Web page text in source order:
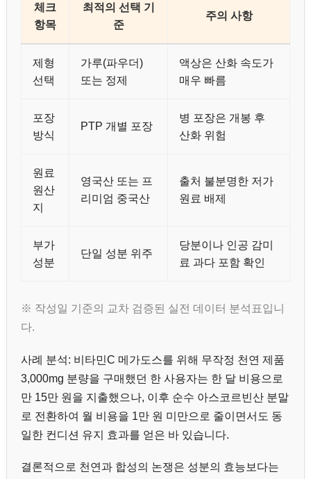
체크
항목
최적의 선택 기
준
주의 사항
제형
선택
가루(파우더)
또는 정제
액상은 산화 속도가
매우 빠름
포장
방식
PTP 개별 포장
병 포장은 개봉 후
산화 위험
원료
원산
지
영국산 또는 프
리미엄 중국산
출처 불분명한 저가
원료 배제
부가
성분
단일 성분 위주
당분이나 인공 감미
료 과다 포함 확인
※ 작성일 기준의 교차 검증된 실전 데이터 분석표입니
다.
사례 분석: 비타민C 메가도스를 위해 무작정 천연 제품
3,000mg 분량을 구매했던 한 사용자는 한 달 비용으로
만 15만 원을 지출했으나, 이후 순수 아스코르빈산 분말
로 전환하여 월 비용을 1만 원 미만으로 줄이면서도 동
일한 컨디션 유지 효과를 얻은 바 있습니다.
결론적으로 천연과 합성의 논쟁은 성분의 효능보다는